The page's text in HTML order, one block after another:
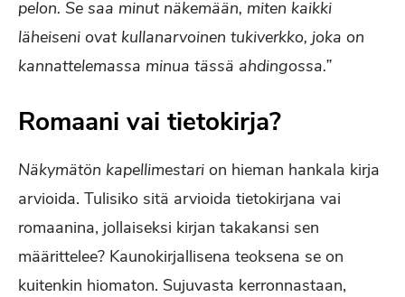
pelon. Se saa minut näkemään, miten kaikki
läheiseni ovat kullanarvoinen tukiverkko, joka on
kannattelemassa minua tässä ahdingossa.”
Romaani vai tietokirja?
Näkymätön kapellimestari on hieman hankala kirja
arvioida. Tulisiko sitä arvioida tietokirjana vai
romaanina, jollaiseksi kirjan takakansi sen
määrittelee? Kaunokirjallisena teoksena se on
kuitenkin hiomaton. Sujuvasta kerronnastaan,